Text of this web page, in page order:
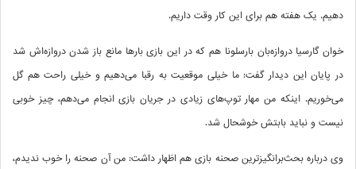
دهیم. یک هفته هم برای این کار وقت داریم.
خوان گارسیا دروازه‌بان بارسلونا هم که در این بازی بارها مانع باز شدن دروازه‌اش شد
در پایان این دیدار گفت: ما خیلی موقعیت به رقبا می‌دهیم و خیلی راحت هم گل
می‌خوریم. اینکه من مهار توپ‌های زیادی در جریان بازی انجام می‌دهم، چیز خوبی
نیست و نباید بابتش خوشحال شد.
وی درباره بحث‌برانگیزترین صحنه بازی هم اظهار داشت: من آن صحنه‌ را خوب ندیدم،